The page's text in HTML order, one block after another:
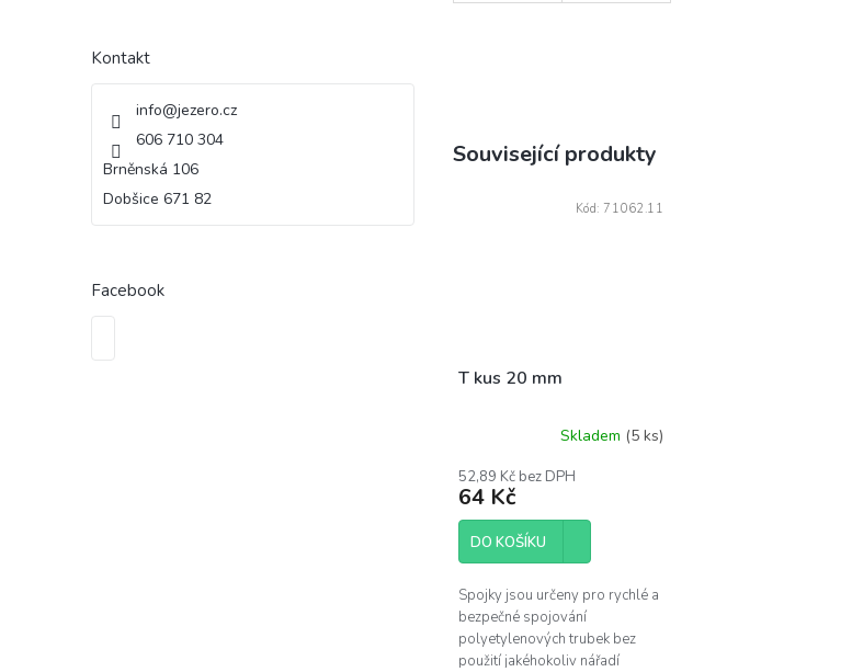
Kontakt
info@jezero.cz
606 710 304
Brněnská 106
Dobšice 671 82
Facebook
Související produkty
T kus 20 mm
Skladem (5 ks)
52,89 Kč bez DPH
64 Kč
DO KOŠÍKU
Spojky jsou určeny pro rychlé a
bezpečné spojování
polyetylenových trubek bez
použití jakéhokoliv nářadí
Kód: 71062.11